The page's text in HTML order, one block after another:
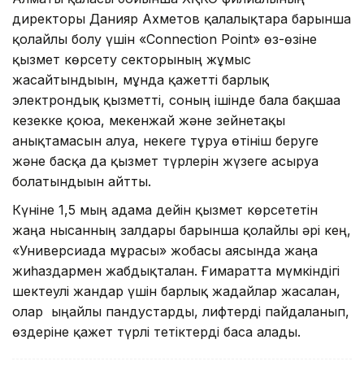
директоры Данияр Ахметов қалалықтарға барынша
қолайлы болу үшін «Connection Point» өз-өзіне
қызмет көрсету секторының жұмыс
жасайтындығын, мұнда қажетті барлық
электрондық қызметті, соның ішінде бала бақшаға
кезекке қоюға, мекенжай және зейнетақы
анықтамасын алуға, некеге тұруға өтініш беруге
және басқа да қызмет түрлерін жүзеге асыруға
болатындығын айтты.
Күніне 1,5 мың адамға дейін қызмет көрсететін
жаңа нысанның залдары барынша қолайлы әрі кең,
«Универсиада мұрасы» жобасы аясында жаңа
жиһаздармен жабдықталған. Ғимаратта мүмкіндігі
шектеулі жандар үшін барлық жағдайлар жасалған,
олар ыңғайлы пандустарды, лифтерді пайдаланып,
өздеріне қажет түрлі тетіктерді баса алады.